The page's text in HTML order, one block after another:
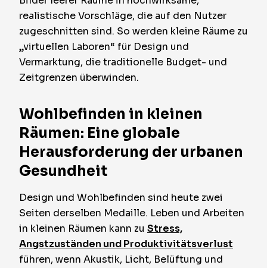
realistische Vorschläge, die auf den Nutzer
zugeschnitten sind. So werden kleine Räume zu
„virtuellen Laboren“ für Design und
Vermarktung, die traditionelle Budget- und
Zeitgrenzen überwinden.
Wohlbefinden in kleinen
Räumen: Eine globale
Herausforderung der urbanen
Gesundheit
Design und Wohlbefinden sind heute zwei
Seiten derselben Medaille. Leben und Arbeiten
in kleinen Räumen kann zu Stress,
Angstzuständen und Produktivitätsverlust
führen, wenn Akustik, Licht, Belüftung und